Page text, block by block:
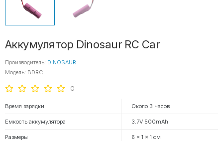
Аккумулятор Dinosaur RC Car
Производитель: DINOSAUR
Модель: BDRC
0
Время зарядки Около 3 часов
Емкость аккумулятора 3.7V 500mAh
Размеры 6 x 1 x 1 см